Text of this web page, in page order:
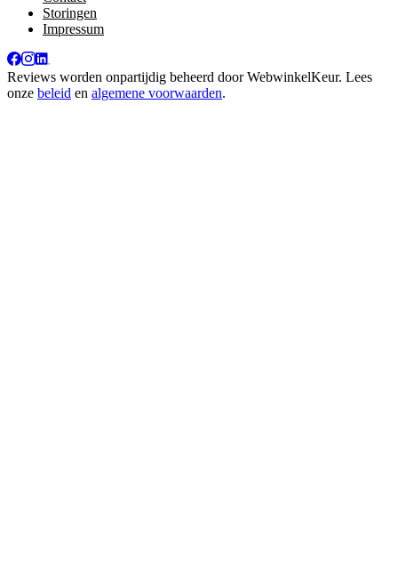
Storingen
Impressum
Reviews worden onpartijdig beheerd doorWebwinkelKeur. Lees
onze beleid en algemene voorwaarden.